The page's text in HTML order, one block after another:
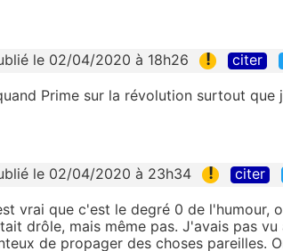
le 02/04/2020 à 18h26 ! citer
Prime sur la révolution surtout que
le 02/04/2020 à 23h34 ! citer
vrai que c'est le degré 0 de l'humour,
drôle, mais même pas. J'avais pas
de propager des choses pareilles.